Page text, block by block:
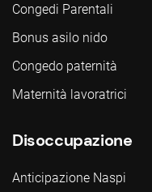
Congedi Parentali
Bonus asilo nido
Congedo paternità
Maternità lavoratrici
Disoccupazione
Anticipazione Naspi